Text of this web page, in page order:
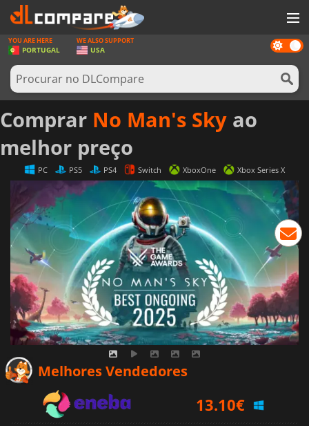
JOGOS
GAME CARDS
SOFTWARE
REWARDS
HARDWARE
ENTRAR OU REGISTAR
Dark
mode
YOU ARE HERE
PORTUGAL
WE ALSO SUPPORT
USA
Comprar No Man's Sky ao
melhor preço
PC PS5 PS4 Switch XboxOne Xbox Series X
Melhores Vendedores
13.10€